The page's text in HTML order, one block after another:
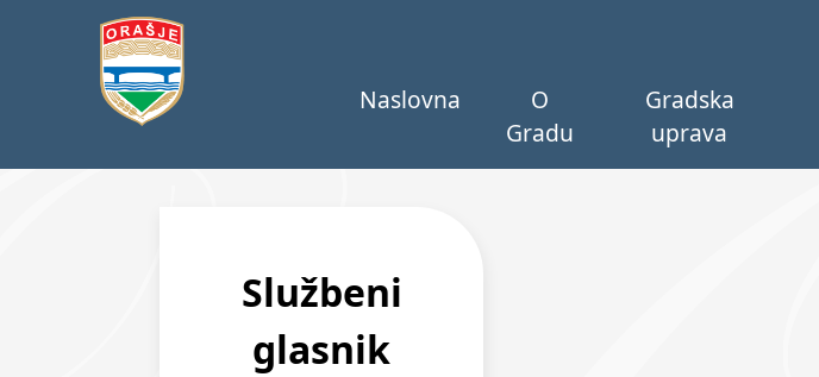
Naslovna
O
Gradu
Gradska
uprava
Službeni
glasnik